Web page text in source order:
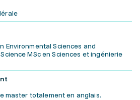
Environmental Sciences and
MSc en Sciences et ingénierie
master totalement en anglais.